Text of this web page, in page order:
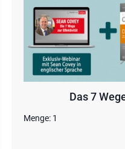
Das 7
Menge: 1